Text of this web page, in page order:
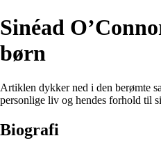
Sinéad
børn
Artiklen dykker ned i den berømte
personlige liv og hendes forhold til
Biografi